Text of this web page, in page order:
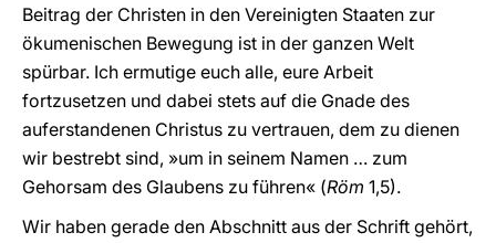
Beitrag der Christen in den Vereinigten Staaten zur
ökumenischen Bewegung ist in der ganzen Welt
spürbar. Ich ermutige euch alle, eure Arbeit
fortzusetzen und dabei stets auf die Gnade des
auferstandenen Christus zu vertrauen, dem zu dienen
wir bestrebt sind, »um in seinem Namen … zum
Gehorsam des Glaubens zu führen« (Röm 1,5).
Wir haben gerade den Abschnitt aus der Schrift gehört,